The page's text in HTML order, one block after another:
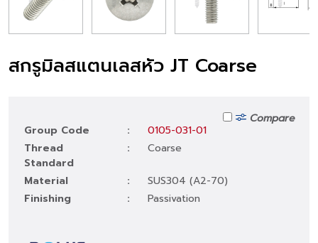
สกรูมิลสแตนเลสหัว JT Coarse
Group Code :
0105-031-01
Thread
Standard
: Coarse
Material :
SUS304 (A2-70)
Finishing
: Passivation
Compare